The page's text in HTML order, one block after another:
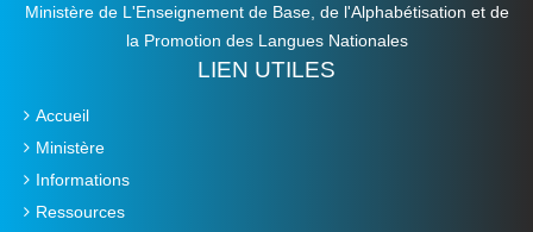
Ministère de L'Enseignement de Base, de l'Alphabétisation et de
la Promotion des Langues Nationales
LIEN UTILES
Accueil
Ministère
Informations
Ressources